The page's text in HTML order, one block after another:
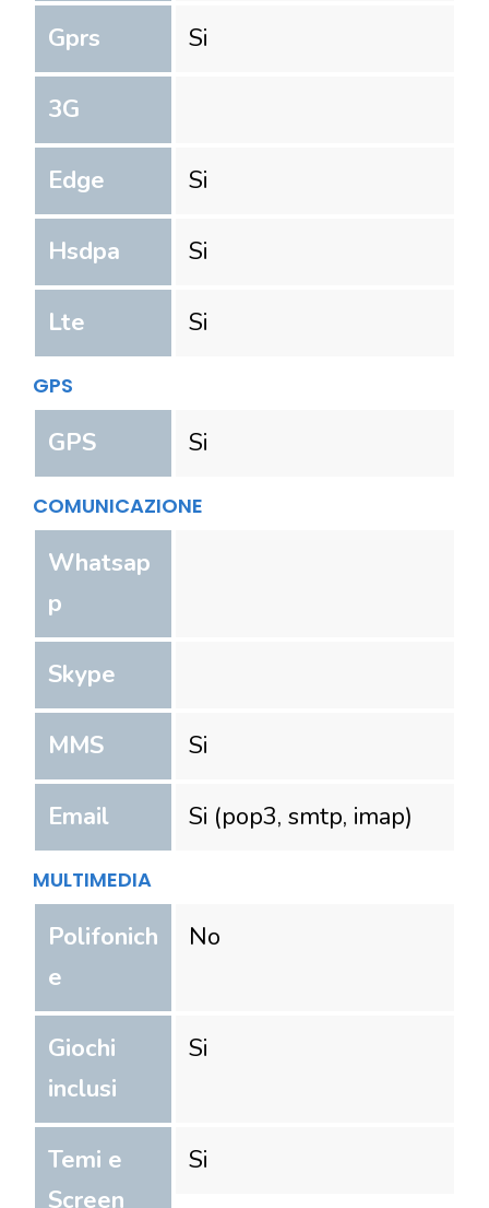
Gprs Si
3G
Edge Si
Hsdpa Si
Lte Si
GPS
GPS Si
COMUNICAZIONE
Whatsap
p
Skype
MMS Si
Email Si (pop3, smtp, imap)
MULTIMEDIA
Polifonich
e
No
Giochi
inclusi
Si
Temi e
Screen
Si